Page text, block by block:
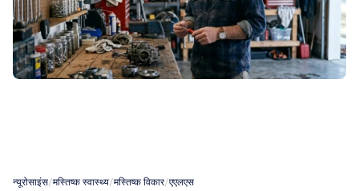
न्यूरोसाइंस/मस्तिष्क स्वास्थ्य/मस्तिष्क विकार/एएलएस